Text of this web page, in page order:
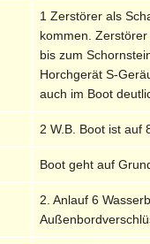
1 Zerstörer als
kommen.
bis zum
Horchgerät S-
auch im Boot
2 W.B. Boot ist auf
Boot geht auf
2. Anlauf 6